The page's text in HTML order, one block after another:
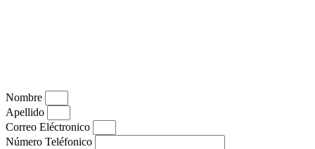
Nombre
Apellido
Correo Eléctronico
Número Teléfonico